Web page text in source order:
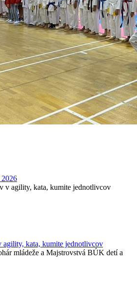
agility, kata, kumite jednotlivcov